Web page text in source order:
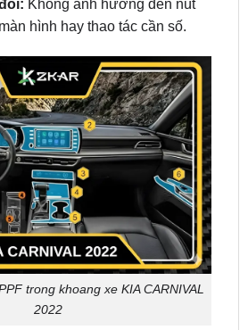
trong khoang xe KIA CARNIVAL
2022
Nội Thất Kia CARNIVAL 2022